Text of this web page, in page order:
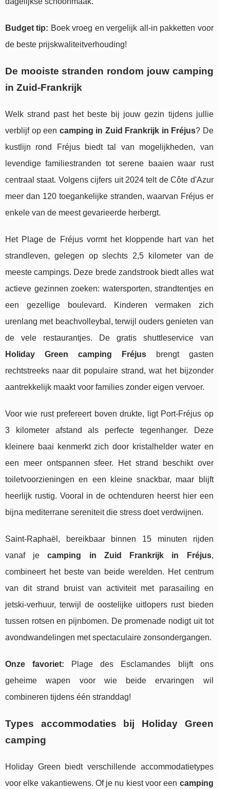
Budget tip: Boek vroeg en vergelijk all-in pakketten voor
de beste prijskwaliteitverhouding!
De mooiste stranden rondom jouw camping
in Zuid-Frankrijk
Welk strand past het beste bij jouw gezin tijdens jullie
verblijf op een camping in Zuid Frankrijk in Fréjus? De
kustlijn rond Fréjus biedt tal van mogelijkheden, van
levendige familiestranden tot serene baaien waar rust
centraal staat. Volgens cijfers uit 2024 telt de Côte d'Azur
meer dan 120 toegankelijke stranden, waarvan Fréjus er
enkele van de meest gevarieerde herbergt.
Het Plage de Fréjus vormt het kloppende hart van het
strandleven, gelegen op slechts 2,5 kilometer van de
meeste campings. Deze brede zandstrook biedt alles wat
actieve gezinnen zoeken: watersporten, strandtentjes en
een gezellige boulevard. Kinderen vermaken zich
urenlang met beachvolleybal, terwijl ouders genieten van
de vele restaurantjes. De gratis shuttleservice van
Holiday Green camping Fréjusbrengt gasten
rechtstreeks naar dit populaire strand, wat het bijzonder
aantrekkelijk maakt voor families zonder eigen vervoer.
Voor wie rust prefereert boven drukte, ligt Port-Fréjus op
3 kilometer afstand als perfecte tegenhanger. Deze
kleinere baai kenmerkt zich door kristalhelder water en
een meer ontspannen sfeer. Het strand beschikt over
toiletvoorzieningen en een kleine snackbar, maar blijft
heerlijk rustig. Vooral in de ochtenduren heerst hier een
bijna mediterrane sereniteit die stress doet verdwijnen.
Saint-Raphaël, bereikbaar binnen 15 minuten rijden
vanaf jecamping in Zuid Frankrijk in Fréjus,
combineert het beste van beide werelden. Het centrum
van dit strand bruist van activiteit met parasailing en
jetski-verhuur, terwijl de oostelijke uitlopers rust bieden
tussen rotsen en pijnbomen. De promenade nodigt uit tot
avondwandelingen met spectaculaire zonsondergangen.
Onze favoriet: Plage des Esclamandes blijft ons
geheime wapen voor wie beide ervaringen wil
combineren tijdens één stranddag!
Types accommodaties bij Holiday Green
camping
Holiday Green biedt verschillende accommodatietypes
voor elke vakantiewens. Of je nu kiest voor een camping